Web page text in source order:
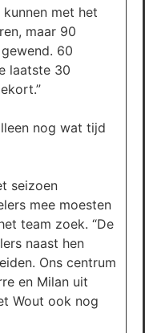
met het
maar 90
60
laatste 30
nog wat tijd
seizoen
mee moesten
team zoek. “De
naast hen
Ons centrum
en Milan uit
Wout ook nog